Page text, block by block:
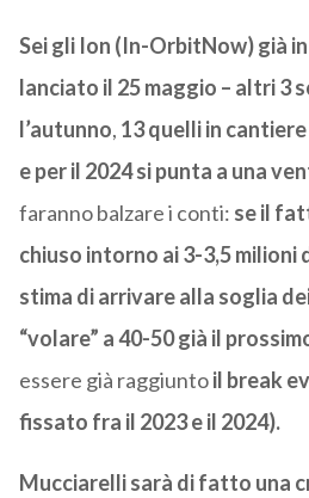
Sei gli Ion (In-OrbitNow) già
lanciato il 25 maggio – altri 3
l’autunno, 13 quelli in
e per il 2024 si punta a una
faranno balzare i conti: se il
chiuso intorno ai 3-3,5 milioni
stima di arrivare alla soglia
“volare” a 40-50 già il
essere già raggiuntoil break
fissato fra il 2023 e il 2024).
Mucciarelli sarà di fatto una